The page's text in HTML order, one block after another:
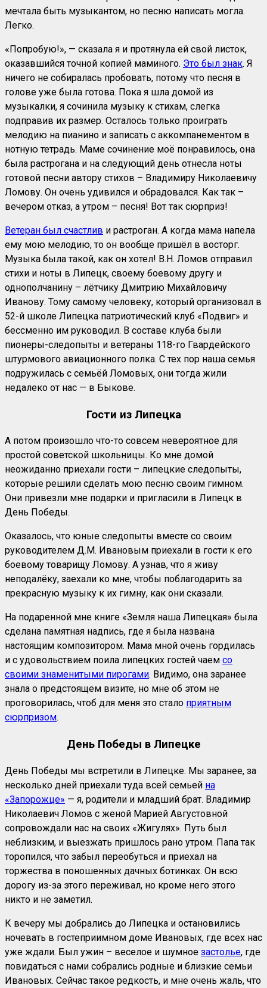
мечтала быть музыкантом, но песню написать могла.
Легко.
«Попробую!», — сказала я и протянула ей свой листок,
оказавшийся точной копией маминого. Это был знак. Я
ничего не собиралась пробовать, потому что песня в
голове уже была готова. Пока я шла домой из
музыкалки, я сочинила музыку к стихам, слегка
подправив их размер. Осталось только проиграть
мелодию на пианино и записать с аккомпанементом в
нотную тетрадь. Маме сочинение моё понравилось, она
была растрогана и на следующий день отнесла ноты
готовой песни автору стихов – Владимиру Николаевичу
Ломову. Он очень удивился и обрадовался. Как так –
вечером отказ, а утром – песня! Вот так сюрприз!
Ветеран был счастлив и растроган. А когда мама напела
ему мою мелодию, то он вообще пришёл в восторг.
Музыка была такой, как он хотел! В.Н. Ломов отправил
стихи и ноты в Липецк, своему боевому другу и
однополчанину – лётчику Дмитрию Михайловичу
Иванову. Тому самому человеку, который организовал в
52-й школе Липецка патриотический клуб «Подвиг» и
бессменно им руководил. В составе клуба были
пионеры-следопыты и ветераны 118-го Гвардейского
штурмового авиационного полка. С тех пор наша семья
подружилась с семьёй Ломовых, они тогда жили
недалеко от нас — в Быкове.
Гости из Липецка
А потом произошло что-то совсем невероятное для
простой советской школьницы. Ко мне домой
неожиданно приехали гости – липецкие следопыты,
которые решили сделать мою песню своим гимном.
Они привезли мне подарки и пригласили в Липецк в
День Победы.
Оказалось, что юные следопыты вместе со своим
руководителем Д.М. Ивановым приехали в гости к его
боевому товарищу Ломову. А узнав, что я живу
неподалёку, заехали ко мне, чтобы поблагодарить за
прекрасную музыку к их гимну, как они сказали.
На подаренной мне книге «Земля наша Липецкая» была
сделана памятная надпись, где я была названа
настоящим композитором. Мама мной очень гордилась
и с удовольствием поила липецких гостей чаем со
своими знаменитыми пирогами. Видимо, она заранее
знала о предстоящем визите, но мне об этом не
проговорилась, чтоб для меня это стало приятным
сюрпризом.
День Победы в Липецке
День Победы мы встретили в Липецке. Мы заранее, за
несколько дней приехали туда всей семьей на
«Запорожце» — я, родители и младший брат. Владимир
Николаевич Ломов с женой Марией Августовной
сопровождали нас на своих «Жигулях». Путь был
неблизким, и выезжать пришлось рано утром. Папа так
торопился, что забыл переобуться и приехал на
торжества в поношенных дачных ботинках. Он всю
дорогу из-за этого переживал, но кроме него этого
никто и не заметил.
К вечеру мы добрались до Липецка и остановились
ночевать в гостеприимном доме Ивановых, где всех нас
уже ждали. Был ужин – веселое и шумное застолье, где
повидаться с нами собрались родные и близкие семьи
Ивановых. Сейчас такое редкость, и мне очень жаль, что